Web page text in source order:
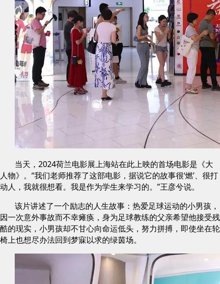
当天，2024荷兰电影展上海站在此上映的首场电影是《大
人物》。“我们老师推荐了这部电影，据说它的故事很‘燃’、很打
动人，我就很想看。我是作为学生来学习的。”王彦兮说。
该片讲述了一个励志的人生故事：热爱足球运动的小男孩，
因一次意外事故而不幸瘫痪，身为足球教练的父亲希望他接受残
酷的现实，小男孩却不甘心向命运低头，努力拼搏，即使坐在轮
椅上也想尽办法回到梦寐以求的绿茵场。